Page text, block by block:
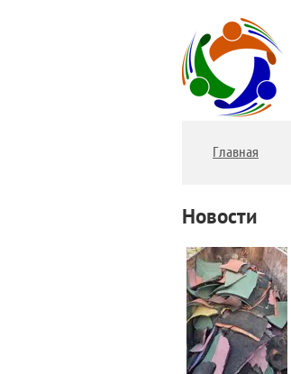
Главная
Новости